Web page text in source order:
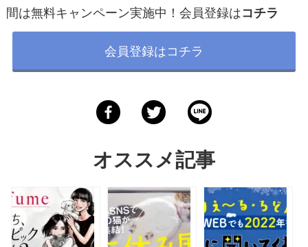
間は無料キャンペーン実施中！会員登録はコチラ
会員登録はコチラ
オススメ記事